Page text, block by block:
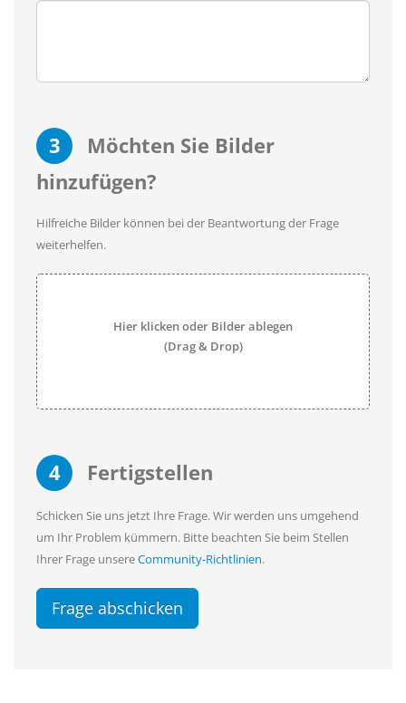
3
Möchten Sie Bilder
hinzufügen?
Hilfreiche Bilder können bei der Beantwortung der Frage
weiterhelfen.
Hier klicken oder Bilder ablegen
(Drag & Drop)
4 Fertigstellen
Schicken Sie uns jetzt Ihre Frage. Wir werden uns umgehend
um Ihr Problem kümmern. Bitte beachten Sie beim Stellen
Ihrer Frage unsereCommunity-Richtlinien.
Frage abschicken